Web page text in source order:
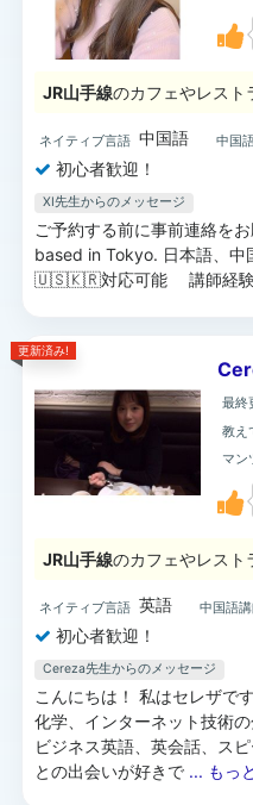
JR山手線のカフェやレスト
ネイティブ言語 中国語 中国
初心者歓迎！
XI先生からのメッセージ
ご予約する前に事前連絡
based in Tokyo. 日本語
🇺🇸🇰🇷対応可能 講師経
更新済み!
最終
教え
マン
JR山手線のカフェやレスト
ネイティブ言語 英語 中国語
初心者歓迎！
Cereza先生からのメッセージ
こんにちは！ 私はセレザで
化学、インターネット技術
ビジネス英語、英会話、ス
との出会いが好きで ... もっ